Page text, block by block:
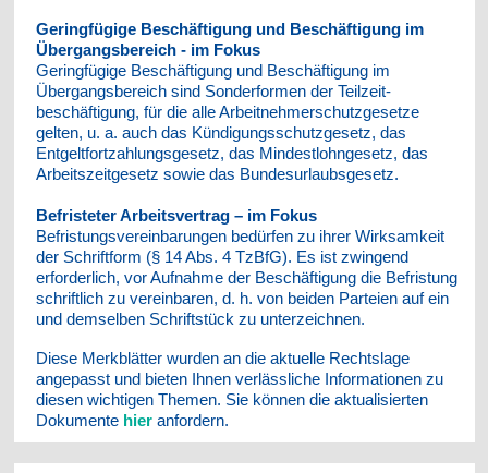
Geringfügige Beschäftigung und Beschäftigung im
Übergangsbereich - im Fokus
Geringfügige Beschäftigung und Beschäftigung im
Übergangsbereich sind Sonderformen der Teilzeit­
beschäftigung, für die alle Arbeitnehmerschutzgesetze
gelten, u. a. auch das Kündigungs­schutzgesetz, das
Entgeltfortzahlungsgesetz, das Mindestlohngesetz, das
Arbeitszeitgesetz sowie das Bundes­urlaubsgesetz.
Befristeter Arbeitsvertrag – im Fokus
Befristungsvereinbarungen bedürfen zu ihrer Wirksamkeit
der Schriftform (§ 14 Abs. 4 TzBfG). Es ist zwingend
erforderlich, vor Aufnahme der Beschäftigung die Befristung
schriftlich zu vereinbaren, d. h. von beiden Parteien auf ein
und demselben Schriftstück zu unterzeichnen.
Diese Merkblätter wurden an die aktuelle Rechtslage
angepasst und bieten Ihnen verlässliche Informationen zu
diesen wichtigen Themen. Sie können die aktualisierten
Dokumentehier anfordern.